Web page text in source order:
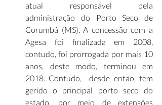
atual responsável pela
administração do Porto Seco de
Corumbá (MS). A concessão com a
Agesa foi finalizada em 2008,
contudo, foi prorrogada por mais 10
anos, deste modo, terminou em
2018. Contudo,  desde então, tem
gerido o principal porto seco do
estado, por meio de extensões